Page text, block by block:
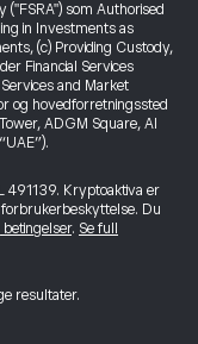
("FSRA") som Authorised
in Investments as
(c) Providing Custody,
Financial Services
and Market
og hovedforretningssted
ADGM Square, Al
491139. Kryptoaktiva er
Du
betingelser. Se full
resultater.